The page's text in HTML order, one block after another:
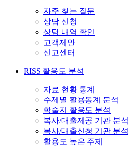
자주 찾는 질문
상담 신청
상담 내역 확인
고객제안
신고센터
RISS 활용도 분석
자료 현황 통계
주제별 활용통계 분석
학술지 활용도 분석
복사/대출제공 기관 분석
복사/대출신청 기관 분석
활용도 높은 주제